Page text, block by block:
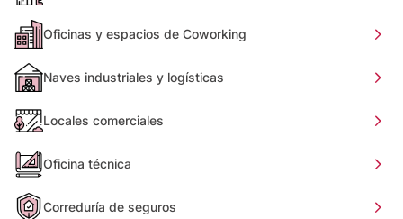
Oficinas y espacios de Coworking
Naves industriales y logísticas
Locales comerciales
Oficina técnica
Correduría de seguros